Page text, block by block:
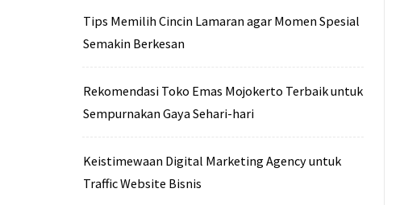
Tips Memilih Cincin Lamaran agar Momen Spesial
Semakin Berkesan
Rekomendasi Toko Emas Mojokerto Terbaik untuk
Sempurnakan Gaya Sehari-hari
Keistimewaan Digital Marketing Agency untuk
Traffic Website Bisnis